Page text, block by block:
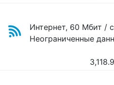
Интернет, 60 Мбит /
Неограниченные